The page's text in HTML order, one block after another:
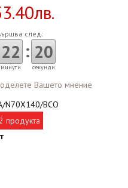
след:
22
минути
: 19
секунди
Вашето мнение
N70X140/BCO
продукта